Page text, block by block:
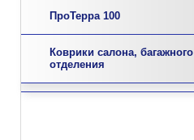
ПроТерра 100
Коврики салона, багажного
отделения